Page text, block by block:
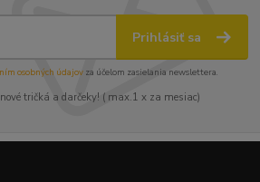
Prihlásiť sa
osobných údajov za účelom zasielania newslettera.
tričká a darčeky! ( max.1 x za mesiac)